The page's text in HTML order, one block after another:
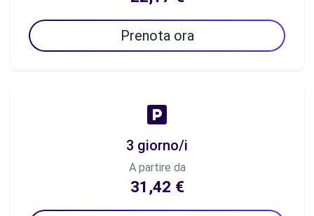
Prenota ora
3 giorno/i
A partire da
31,42 €